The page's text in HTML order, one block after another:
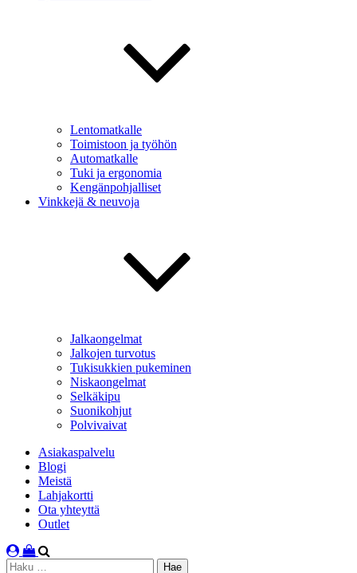
Lentomatkalle
Toimistoon ja työhön
Automatkalle
Tuki ja ergonomia
Kengänpohjalliset
Vinkkejä & neuvoja
Jalkaongelmat
Jalkojen turvotus
Tukisukkien pukeminen
Niskaongelmat
Selkäkipu
Suonikohjut
Polvivaivat
Asiakaspalvelu
Blogi
Meistä
Lahjakortti
Ota yhteyttä
Outlet
Haku: